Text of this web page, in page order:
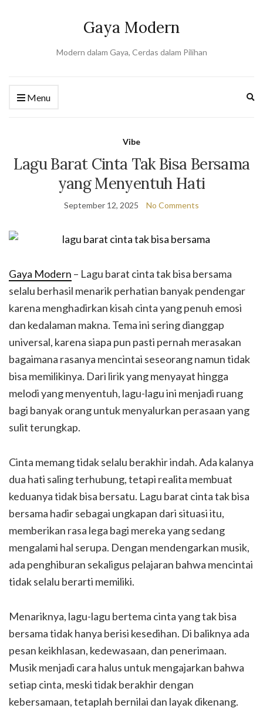
Gaya Modern
Modern dalam Gaya, Cerdas dalam Pilihan
Menu
Vibe
Lagu Barat Cinta Tak Bisa Bersama
yang Menyentuh Hati
September 12, 2025 No Comments
Gaya Modern – Lagu barat cinta tak bisa bersama
selalu berhasil menarik perhatian banyak pendengar
karena menghadirkan kisah cinta yang penuh emosi
dan kedalaman makna. Tema ini sering dianggap
universal, karena siapa pun pasti pernah merasakan
bagaimana rasanya mencintai seseorang namun tidak
bisa memilikinya. Dari lirik yang menyayat hingga
melodi yang menyentuh, lagu-lagu ini menjadi ruang
bagi banyak orang untuk menyalurkan perasaan yang
sulit terungkap.
Cinta memang tidak selalu berakhir indah. Ada kalanya
dua hati saling terhubung, tetapi realita membuat
keduanya tidak bisa bersatu. Lagu barat cinta tak bisa
bersama hadir sebagai ungkapan dari situasi itu,
memberikan rasa lega bagi mereka yang sedang
mengalami hal serupa. Dengan mendengarkan musik,
ada penghiburan sekaligus pelajaran bahwa mencintai
tidak selalu berarti memiliki.
Menariknya, lagu-lagu bertema cinta yang tak bisa
bersama tidak hanya berisi kesedihan. Di baliknya ada
pesan keikhlasan, kedewasaan, dan penerimaan.
Musik menjadi cara halus untuk mengajarkan bahwa
setiap cinta, meski tidak berakhir dengan
kebersamaan, tetaplah bernilai dan layak dikenang.